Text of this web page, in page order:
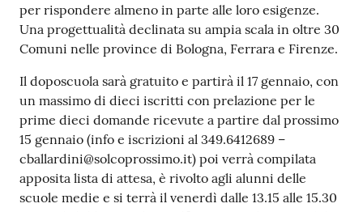
per rispondere almeno in parte alle loro esigenze.
Una progettualità declinata su ampia scala in oltre 30
Comuni nelle province di Bologna, Ferrara e Firenze.
Il doposcuola sarà gratuito e partirà il 17 gennaio, con
un massimo di dieci iscritti con prelazione per le
prime dieci domande ricevute a partire dal prossimo
15 gennaio (info e iscrizioni al 349.6412689 –
cballardini@solcoprossimo.it) poi verrà compilata
apposita lista di attesa, è rivolto agli alunni delle
scuole medie e si terrà il venerdì dalle 13.15 alle 15.30